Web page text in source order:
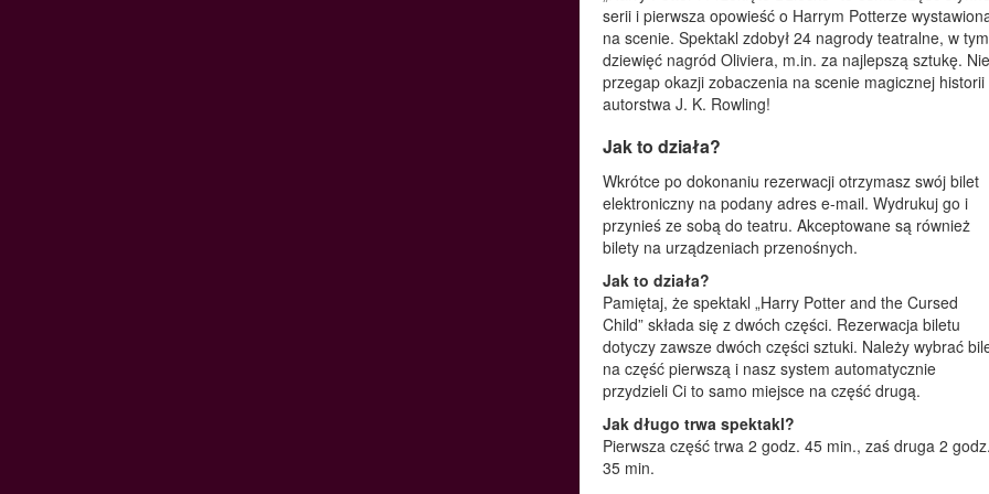
serii i pierwsza opowieść o Harrym Potterze
na scenie. Spektakl zdobył 24 nagrody teatralne, w tym
dziewięć nagród Oliviera, m.in. za najlepszą sztukę. Nie
przegap okazji zobaczenia na scenie magicznej historii
autorstwa J. K. Rowling!
Jak to działa?
Wkrótce po dokonaniu rezerwacji otrzymasz swój bilet
elektroniczny na podany adres e-mail. Wydrukuj go i
przynieś ze sobą do teatru. Akceptowane są również
bilety na urządzeniach przenośnych.
Jak to działa?
Pamiętaj, że spektakl „Harry Potter and the Cursed
Child” składa się z dwóch części. Rezerwacja biletu
dotyczy zawsze dwóch części sztuki. Należy wybrać
na część pierwszą i nasz system automatycznie
przydzieli Ci to samo miejsce na część drugą.
Jak długo trwa spektakl?
Pierwsza część trwa 2 godz. 45 min., zaś druga 2
35 min.